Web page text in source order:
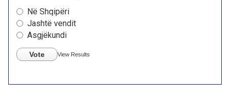
Në Shqipëri
Jashtë vendit
Asgjëkundi
Vote View Results